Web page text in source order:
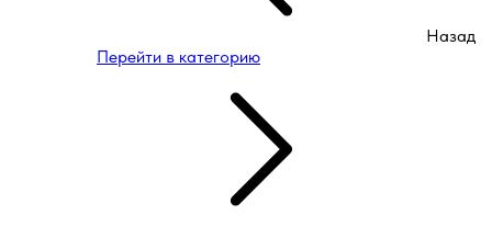
Назад
Перейти в категорию